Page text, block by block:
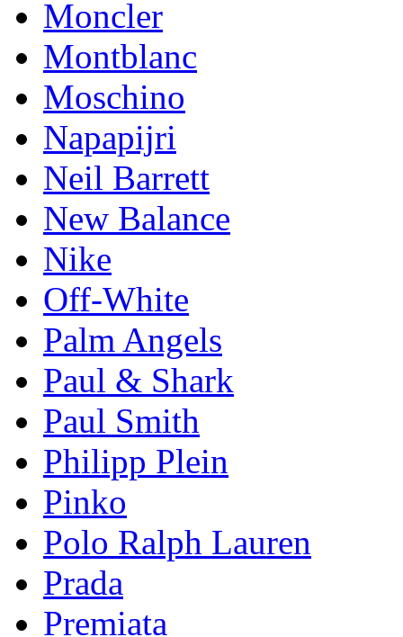
Mоnсlеr
Montblanc
Moschino
Napapijri
Neil Barrett
New Balance
Nike
Off-White
Palm Angels
Paul & Shark
Paul Smith
Philipp Plein
Pinkо
Polo Ralph Lauren
Prada
Premiata